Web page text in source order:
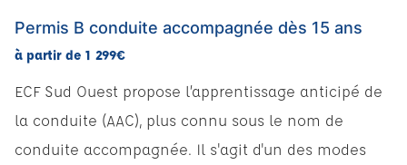
Permis B conduite accompagnée dès 15 ans
à partir de 1 299€
ECF Sud Ouest propose l’apprentissage anticipé de
la conduite (AAC), plus connu sous le nom de
conduite accompagnée. Il s'agit d'un des modes